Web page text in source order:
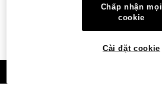
Chấp nhận mọi
cookie
Cài đặt cookie